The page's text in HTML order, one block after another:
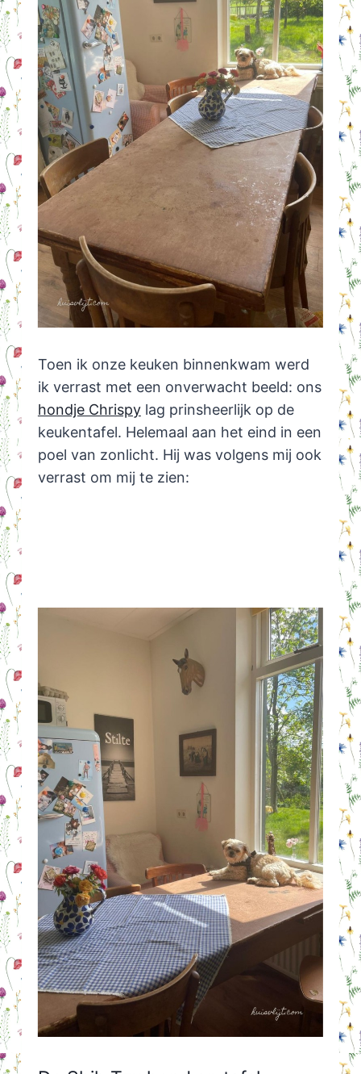
Toen ik onze keuken binnenkwam werd
ik verrast met een onverwacht beeld: ons
hondje Chrispylag prinsheerlijk op de
keukentafel. Helemaal aan het eind in een
poel van zonlicht. Hij was volgens mij ook
verrast om mij te zien: